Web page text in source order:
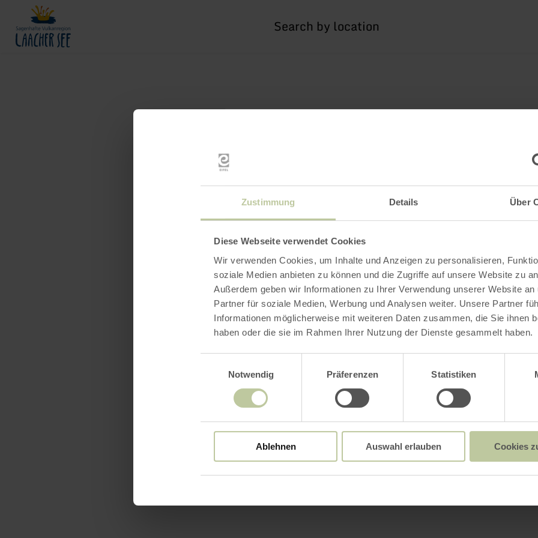
Zustimmung Details Über
Diese Webseite verwendet Cookies
Wir verwenden Cookies, um Inhalte und Anzeigen zu personalisieren,
soziale Medien anbieten zu können und die Zugriffe auf unsere Website zu
Außerdem geben wir Informationen zu Ihrer Verwendung unserer Website an
Partner für soziale Medien, Werbung und Analysen weiter. Unsere Partner
Informationen möglicherweise mit weiteren Daten zusammen, die Sie ihnen
haben oder die sie im Rahmen Ihrer Nutzung der Dienste gesammelt haben.
Notwendig
Präferenzen Statistiken
Ablehnen Auswahl erlauben Cookies
am